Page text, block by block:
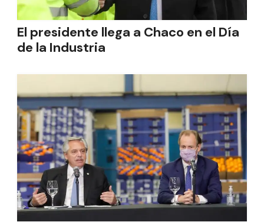
El presidente llega a Chaco en el Día
de la Industria